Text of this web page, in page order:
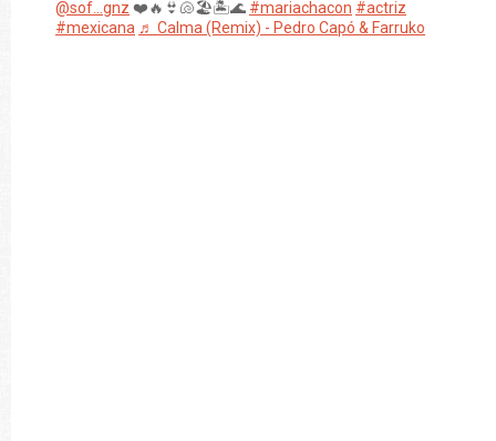
@sof...gnz ❤️🔥👙🐚🏖️🏝️🌊 #mariachacon #actriz
#mexicana ♬ Calma (Remix) - Pedro Capó & Farruko